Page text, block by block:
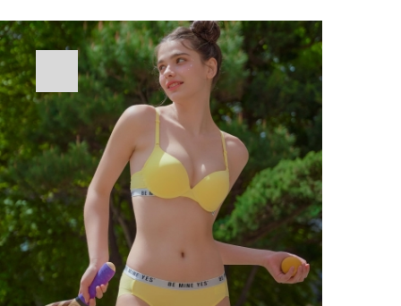
[썸머블프] 1만원 할인 쿠폰(8.1~31)
[썸머블프] 2만원 할인 쿠폰(8.1~31)